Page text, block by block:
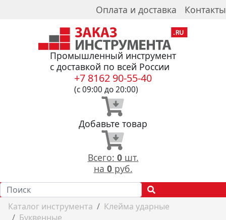
Оплата и доставка Контакты
Промышленный инструмент
с доставкой по всей России
+7 8162 90-55-40
(с 09:00 до 20:00)
Добавьте товар
Всего: 0шт.
на 0руб.
Каталог инструмента
Клейма ударные
Буквенные